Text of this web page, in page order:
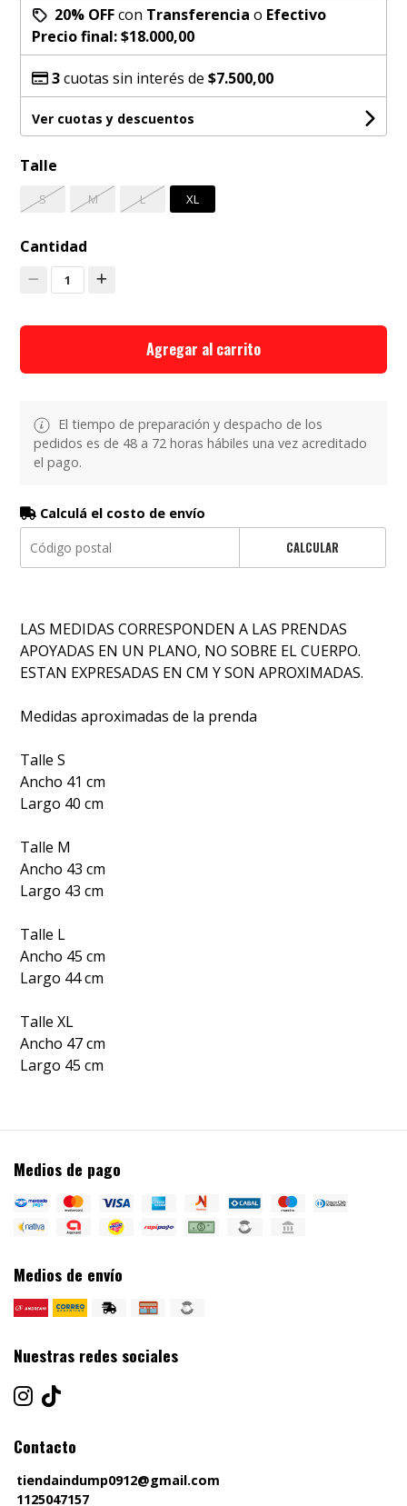
20% OFFcon Transferencia o Efectivo
Precio final:$18.000,00
3cuotas sin interés de$7.500,00
Ver cuotas y descuentos
Talle
S M L XL
Cantidad
1
Agregar al carrito
El tiempo de preparación y despacho de los
pedidos es de 48 a 72 horas hábiles una vez acreditado
el pago.
Calculá el costo de envío
CALCULAR
LAS MEDIDAS CORRESPONDEN A LAS PRENDAS
APOYADAS EN UN PLANO, NO SOBRE EL CUERPO.
ESTAN EXPRESADAS EN CM Y SON APROXIMADAS.
Medidas aproximadas de la prenda
Talle S
Ancho 41 cm
Largo 40 cm
Talle M
Ancho 43 cm
Largo 43 cm
Talle L
Ancho 45 cm
Largo 44 cm
Talle XL
Ancho 47 cm
Largo 45 cm
Medios de pago
Medios de envío
Nuestras redes sociales
Contacto
tiendaindump0912@gmail.com
1125047157